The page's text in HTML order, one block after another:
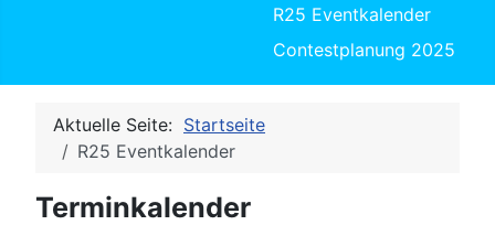
R25 Eventkalender
Contestplanung 2025
Aktuelle Seite: Startseite
R25 Eventkalender
Terminkalender